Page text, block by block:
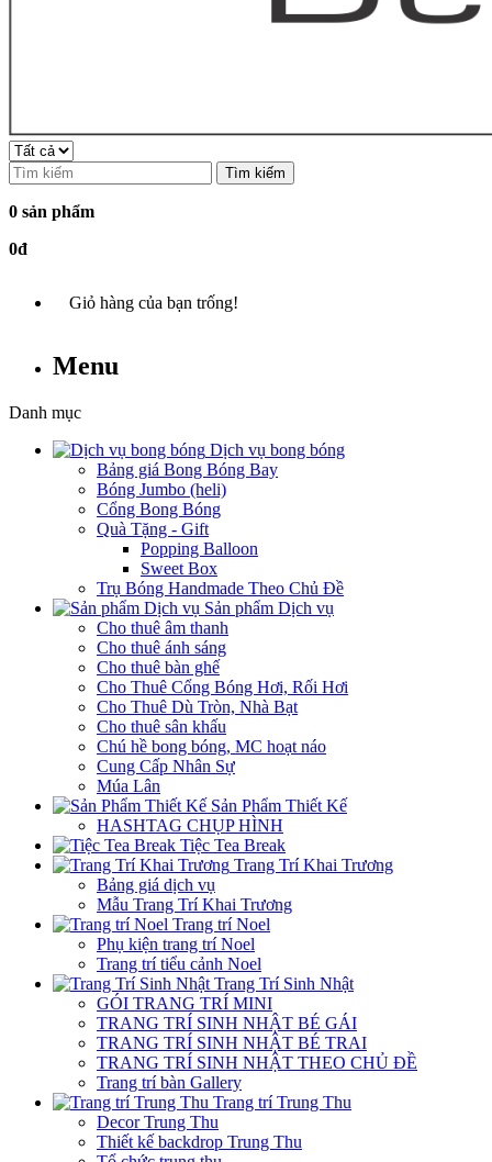
Tìm kiếm
0 sản phẩm
0đ
Giỏ hàng của bạn trống!
Menu
Danh mục
Dịch vụ bong bóng
Bảng giá Bong Bóng Bay
Bóng Jumbo (heli)
Cổng Bong Bóng
Quà Tặng - Gift
Popping Balloon
Sweet Box
Trụ Bóng Handmade Theo Chủ Đề
Sản phẩm Dịch vụ
Cho thuê âm thanh
Cho thuê ánh sáng
Cho thuê bàn ghế
Cho Thuê Cổng Bóng Hơi, Rối Hơi
Cho Thuê Dù Tròn, Nhà Bạt
Cho thuê sân khấu
Chú hề bong bóng, MC hoạt náo
Cung Cấp Nhân Sự
Múa Lân
Sản Phẩm Thiết Kế
HASHTAG CHỤP HÌNH
Tiệc Tea Break
Trang Trí Khai Trương
Bảng giá dịch vụ
Mẫu Trang Trí Khai Trương
Trang trí Noel
Phụ kiện trang trí Noel
Trang trí tiểu cảnh Noel
Trang Trí Sinh Nhật
GÓI TRANG TRÍ MINI
TRANG TRÍ SINH NHẬT BÉ GÁI
TRANG TRÍ SINH NHẬT BÉ TRAI
TRANG TRÍ SINH NHẬT THEO CHỦ ĐỀ
Trang trí bàn Gallery
Trang trí Trung Thu
Decor Trung Thu
Thiết kế backdrop Trung Thu